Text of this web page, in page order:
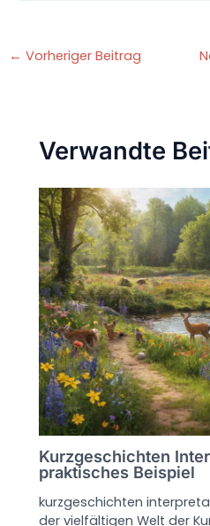
← Vorheriger Beitrag
Verwandte
Kurzgeschichten
praktisches Beispiel
kurzgeschichten
der vielfältigen Welt der